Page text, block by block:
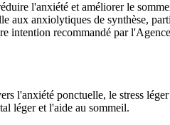
l'anxiété et améliorer le
aux anxiolytiques de synthèse,
intention recommandé par
l'anxiété ponctuelle, le stress
léger et l'aide au sommeil.